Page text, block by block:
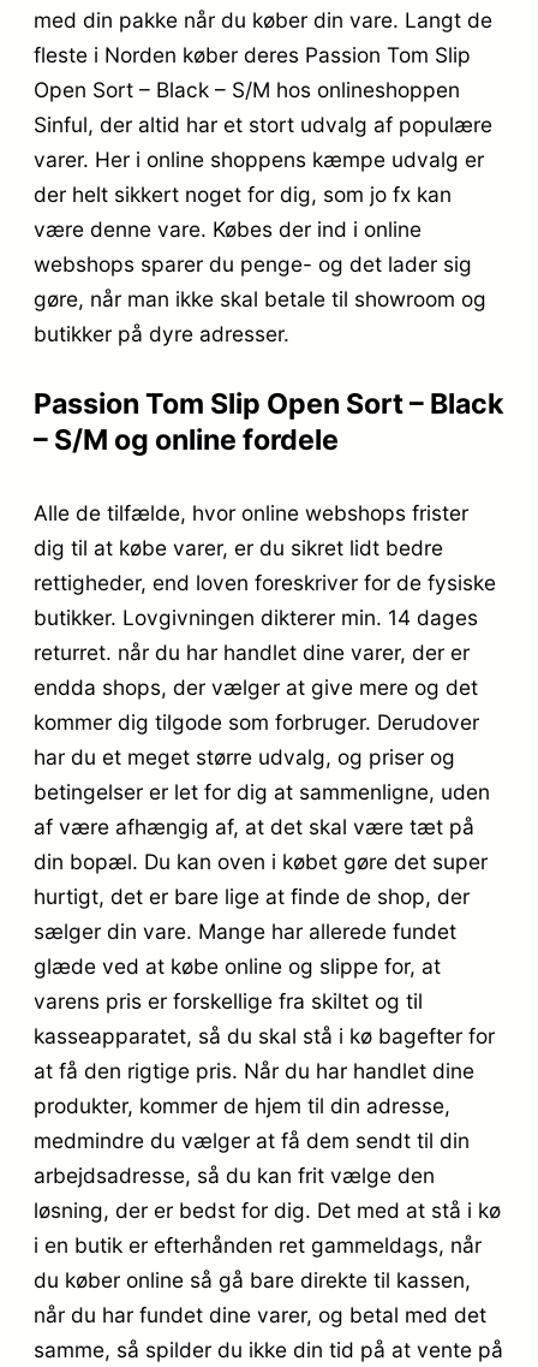
med din pakke når du køber din vare. Langt de
fleste i Norden køber deres Passion Tom Slip
Open Sort – Black – S/M hos onlineshoppen
Sinful, der altid har et stort udvalg af populære
varer. Her i online shoppens kæmpe udvalg er
der helt sikkert noget for dig, som jo fx kan
være denne vare. Købes der ind i online
webshops sparer du penge- og det lader sig
gøre, når man ikke skal betale til showroom og
butikker på dyre adresser.
Passion Tom Slip Open Sort – Black
– S/M og online fordele
Alle de tilfælde, hvor online webshops frister
dig til at købe varer, er du sikret lidt bedre
rettigheder, end loven foreskriver for de fysiske
butikker. Lovgivningen dikterer min. 14 dages
returret. når du har handlet dine varer, der er
endda shops, der vælger at give mere og det
kommer dig tilgode som forbruger. Derudover
har du et meget større udvalg, og priser og
betingelser er let for dig at sammenligne, uden
af være afhængig af, at det skal være tæt på
din bopæl. Du kan oven i købet gøre det super
hurtigt, det er bare lige at finde de shop, der
sælger din vare. Mange har allerede fundet
glæde ved at købe online og slippe for, at
varens pris er forskellige fra skiltet og til
kasseapparatet, så du skal stå i kø bagefter for
at få den rigtige pris. Når du har handlet dine
produkter, kommer de hjem til din adresse,
medmindre du vælger at få dem sendt til din
arbejdsadresse, så du kan frit vælge den
løsning, der er bedst for dig. Det med at stå i kø
i en butik er efterhånden ret gammeldags, når
du køber online så gå bare direkte til kassen,
når du har fundet dine varer, og betal med det
samme, så spilder du ikke din tid på at vente på